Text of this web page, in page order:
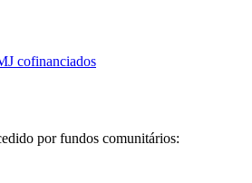
cofinanciados
por fundos comunitários: